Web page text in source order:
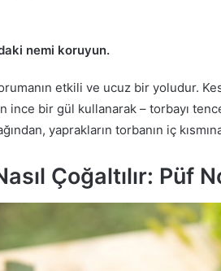
nemi koruyun.
etkili ve ucuz bir yoludur.
ince bir gül kullanarak – torbayı
yaprakların torbanın iç
Çoğaltılır: Püf